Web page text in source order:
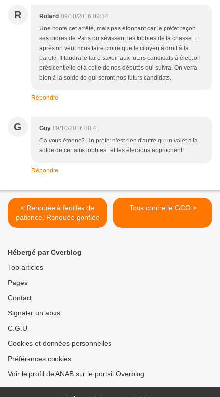
R Roland 09/10/2016 09:34
Une honte cet arrêté, mais pas étonnant car le préfet reçoit
ses ordres de Paris ou sévissent les lobbies de la chasse. Et
après on veut nous faire croire que le citoyen à droit à la
parole. Il faudra le faire savoir aux futurs candidats à élection
présidentielle et à celle de nos députés qui suivra. On verra
bien à la solde de qui seront nos futurs candidats.
Répondre
G Guy 09/10/2016 08:41
Ca vous étonne? Un préfet n'est rien d'autre qu'un valet à la
solde de certains lobbies..;et les élections approchent!
Répondre
< Renouée à feuilles de
patience, Renouée gonflée
Tous contre le GCO >
Hébergé par Overblog
Top articles
Pages
Contact
Signaler un abus
C.G.U.
Cookies et données personnelles
Préférences cookies
Voir le profil de ANAB sur le portail Overblog